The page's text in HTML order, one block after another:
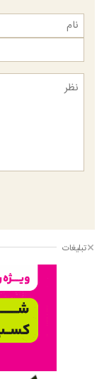
تبلیغات